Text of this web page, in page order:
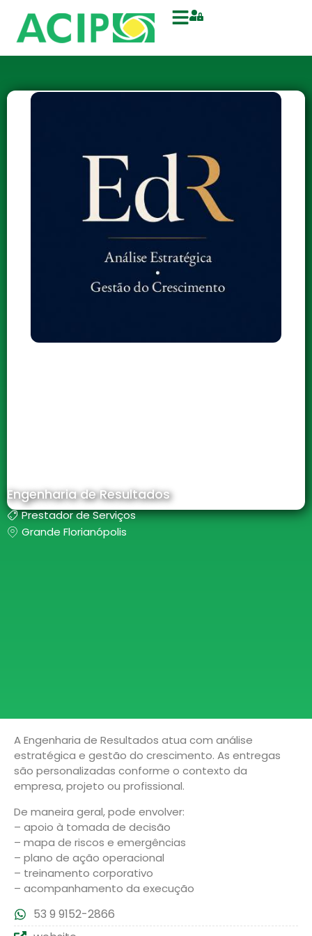
Engenharia de Resultados
Prestador de Serviços
Grande Florianópolis
A Engenharia de Resultados atua com análise
estratégica e gestão do crescimento. As entregas
são personalizadas conforme o contexto da
empresa, projeto ou profissional.
De maneira geral, pode envolver:
– apoio à tomada de decisão
– mapa de riscos e emergências
– plano de ação operacional
– treinamento corporativo
– acompanhamento da execução
53 9 9152-2866